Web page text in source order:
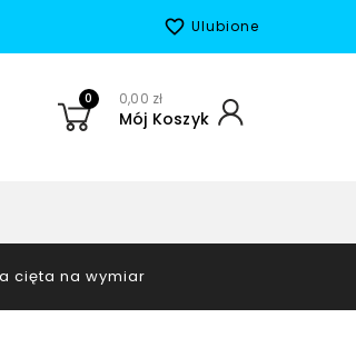
favorite_border Ulubione
0 0,00 zł
Mój Koszyk
cięta na wymiar